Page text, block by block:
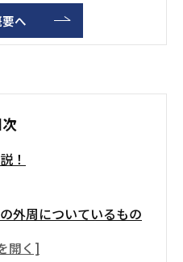
へ
！
外周についているもの